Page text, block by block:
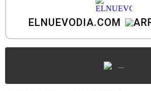
ELNUEVODIA.COM
...